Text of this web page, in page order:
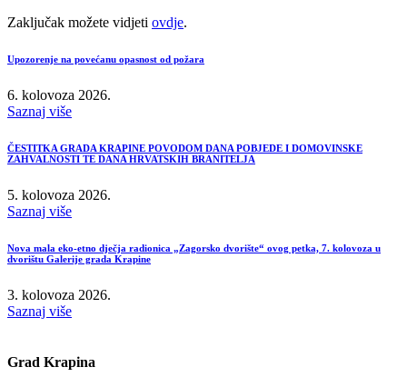
Zaključak možete vidjeti ovdje.
Upozorenje na povećanu opasnost od požara
6. kolovoza 2026.
Saznaj više
ČESTITKA GRADA KRAPINE POVODOM DANA POBJEDE I DOMOVINSKE
ZAHVALNOSTI TE DANA HRVATSKIH BRANITELJA
5. kolovoza 2026.
Saznaj više
Nova mala eko-etno dječja radionica „Zagorsko dvorište“ ovog petka, 7. kolovoza u
dvorištu Galerije grada Krapine
3. kolovoza 2026.
Saznaj više
Grad Krapina